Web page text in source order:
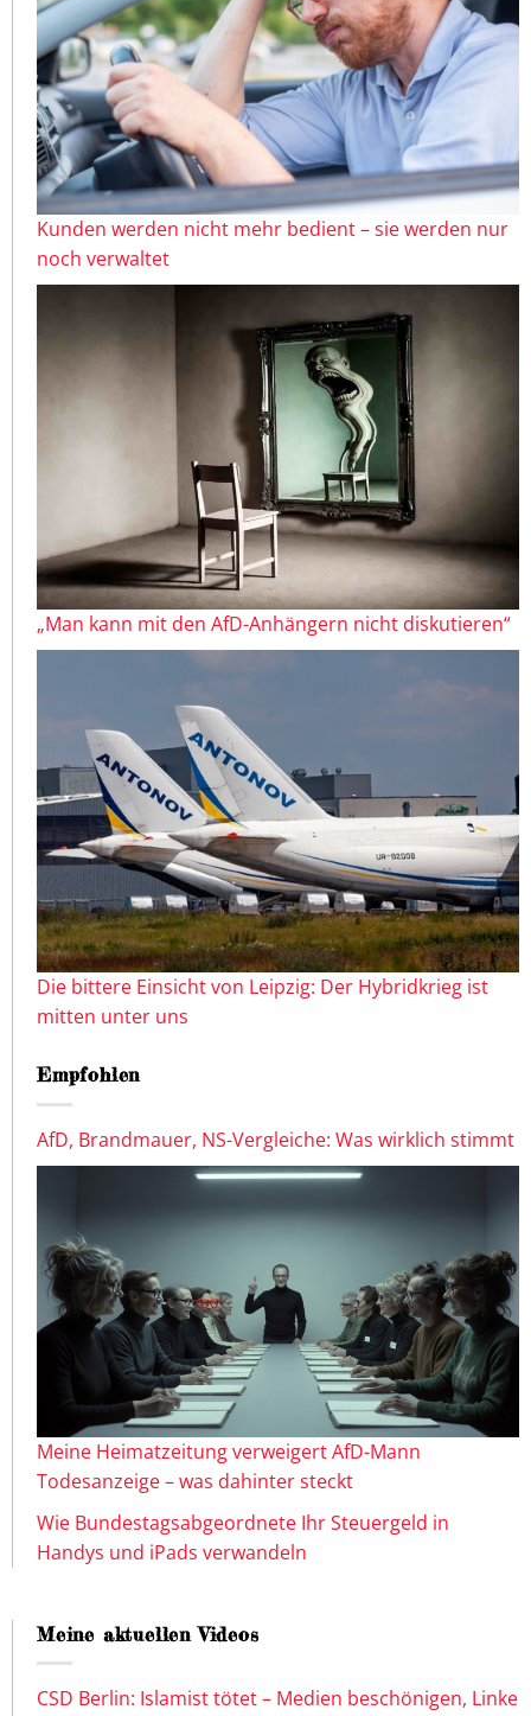
Kunden werden nicht mehr bedient – sie werden nur
noch verwaltet
„Man kann mit den AfD-Anhängern nicht diskutieren“
Die bittere Einsicht von Leipzig: Der Hybridkrieg ist
mitten unter uns
Empfohlen
AfD, Brandmauer, NS-Vergleiche: Was wirklich stimmt
Meine Heimatzeitung verweigert AfD-Mann
Todesanzeige – was dahinter steckt
Wie Bundestagsabgeordnete Ihr Steuergeld in
Handys und iPads verwandeln
Meine aktuellen Videos
CSD Berlin: Islamist tötet – Medien beschönigen, Linke